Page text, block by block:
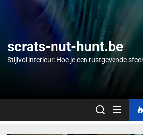
scrats-nut-hunt.be
Stijlvol interieur: Hoe je een rustgevende